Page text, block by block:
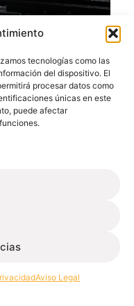
tecnologías como las
del dispositivo. El
procesar datos como
únicas en este
puede afectar
Aviso Legal
la edificación e